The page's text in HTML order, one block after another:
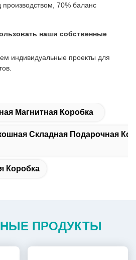
производством, 70% баланс
наши собственные
индивидуальные проекты для
Магнитная Коробка
Складная Подарочная
Коробка
ПРОДУКТЫ